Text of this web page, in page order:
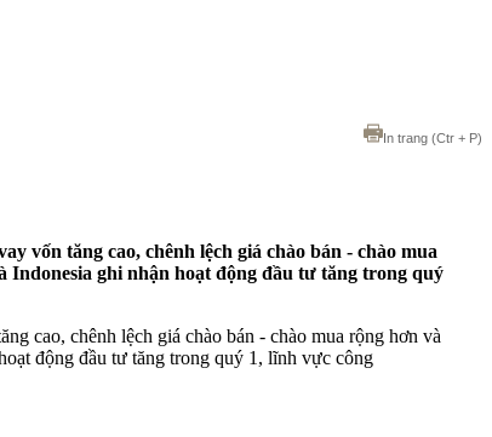
In trang (Ctr + P)
vốn tăng cao, chênh lệch giá chào bán - chào mua
Indonesia ghi nhận hoạt động đầu tư tăng trong quý
cao, chênh lệch giá chào bán - chào mua rộng hơn và
động đầu tư tăng trong quý 1, lĩnh vực công